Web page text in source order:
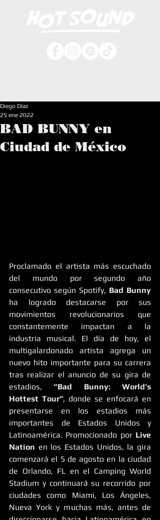
BAD BUNNY en
Ciudad de México
Diego Díaz
25 ene 2022
Proclamado el artista más escuchado
del mundo por segundo año
consecutivo según Spotify, Bad Bunny
ha logrado destacarse por sus
movimientos revolucionarios que
constantemente impactan a la
industria musical. El día de hoy, el
multigalardonado artista agrega un
nuevo hito importante para su carrera
tras realizar el anuncio de su gira de
estadios, “Bad Bunny: World’s
Hottest Tour”, donde se enfocará en
presentarse en los estadios más
importantes de Estados Unidos y
Latinoamérica. Promocionado por Live
Nation en los Estados Unidos, la gira
comenzará el 5 de agosto en la ciudad
de Orlando, FL en el Camping World
Stadium y continuará su recorrido por
ciudades como Miami, Los Ángeles,
Nueva York y muchas más, antes de